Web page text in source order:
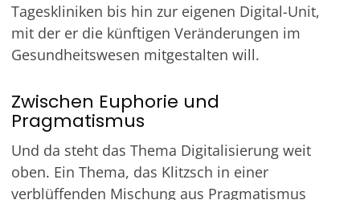
Tageskliniken bis hin zur eigenen Digital-Unit,
mit der er die künftigen Veränderungen im
Gesundheitswesen mitgestalten will.
Zwischen Euphorie und
Pragmatismus
Und da steht das Thema Digitalisierung weit
oben. Ein Thema, das Klitzsch in einer
verblüffenden Mischung aus Pragmatismus